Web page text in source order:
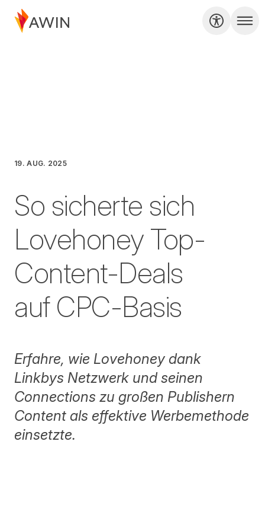
19. AUG. 2025
So sicherte sich
Lovehoney Top-
Content-Deals
auf CPC-Basis
Erfahre, wie Lovehoney dank
Linkbys Netzwerk und seinen
Connections zu großen Publishern
Content als effektive Werbemethode
einsetzte.